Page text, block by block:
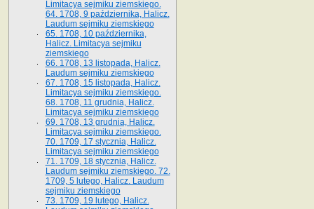
Limitacya sejmiku ziemskiego.
64. 1708, 9 października, Halicz.
Laudum sejmiku ziemskiego
65­. 1708, 10 października,
Halicz. Limitacya sejmiku
ziemskiego
66. 1708, 13 listopada, Halicz.
Laudum sejmiku ziemskiego
67. 1708, 15 listopada, Halicz.
Limitacya sejmiku ziemskiego.
68. 1708, 11 grudnia, Halicz.
Limitacya sejmiku ziemskiego
69. 1708, 13 grudnia, Halicz.
Limitacya sejmiku ziemskiego.
70. 1709, 17 stycznia, Halicz.
Limitacya sejmiku ziemskiego
71. 1709, 18 stycznia, Halicz.
Laudum sejmiku ziemskiego. 72.
1709, 5 lutego, Halicz. Laudum
sejmiku ziemskiego
73. 1709, 19 lutego, Halicz.